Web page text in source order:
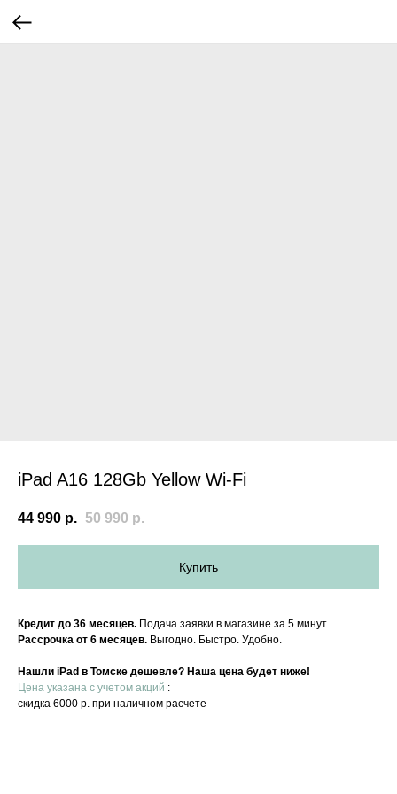
iPad A16 128Gb Yellow Wi-Fi
44 990 р. 50 990 р.
Купить
Кредит до 36 месяцев. Подача заявки в магазине за 5 минут.
Рассрочка от 6 месяцев. Выгодно. Быстро. Удобно.
Нашли iPad в Томске дешевле? Наша цена будет ниже!
Цена указана с учетом акций :
скидка 6000 р. при наличном расчете